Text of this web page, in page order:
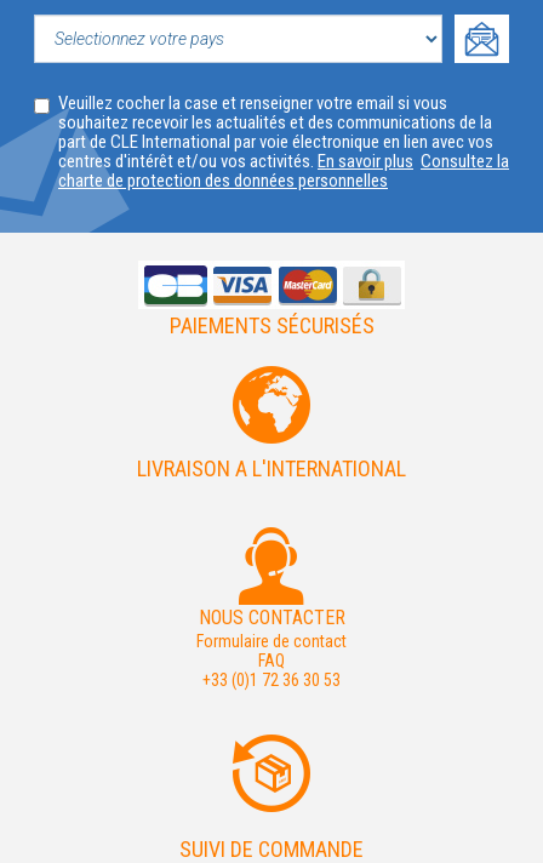
VOTRE
PROFIL
VOTRE
PAYS
Veuillez cocher la case et renseigner votre email si vous
souhaitez recevoir les actualités et des communications de la
part de CLE International par voie électronique en lien avec vos
centres d'intérêt et/ou vos activités. En savoir plus Consultez la
charte de protection des données personnelles
PAIEMENTS SÉCURISÉS
LIVRAISON A L'INTERNATIONAL
NOUS CONTACTER
Formulaire de contact
FAQ
+33 (0)1 72 36 30 53
SUIVI DE COMMANDE